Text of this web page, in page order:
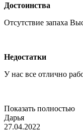
Достоинства
Отсутствие запаха
Недостатки
У нас все отлично
Показать полностью
Дарья
27.04.2022